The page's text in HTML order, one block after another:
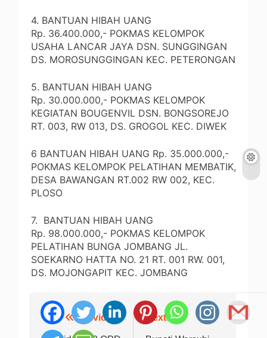
4. BANTUAN HIBAH UANG
Rp. 36.400.000,- POKMAS KELOMPOK
USAHA LANCAR JAYA DSN. SUNGGINGAN
DS. MOROSUNGGINGAN KEC. PETERONGAN
5. BANTUAN HIBAH UANG
Rp. 30.000.000,- POKMAS KELOMPOK
KEGIATAN BOUGENVIL DSN. BONGSOREJO
RT. 003, RW 013, DS. GROGOL KEC. DIWEK
6 BANTUAN HIBAH UANG Rp. 35.000.000,-
POKMAS KELOMPOK PELATIHAN MEMBATIK,
DESA BAWANGAN RT.002 RW 002, KEC.
PLOSO
7. BANTUAN HIBAH UANG
Rp. 98.000.000,- POKMAS KELOMPOK
PELATIHAN BUNGA JOMBANG JL.
SOEKARNO HATTA NO. 21 RT. 001 RW. 001,
DS. MOJONGAPIT KEC. JOMBANG
Navigasi
Previous: Next: